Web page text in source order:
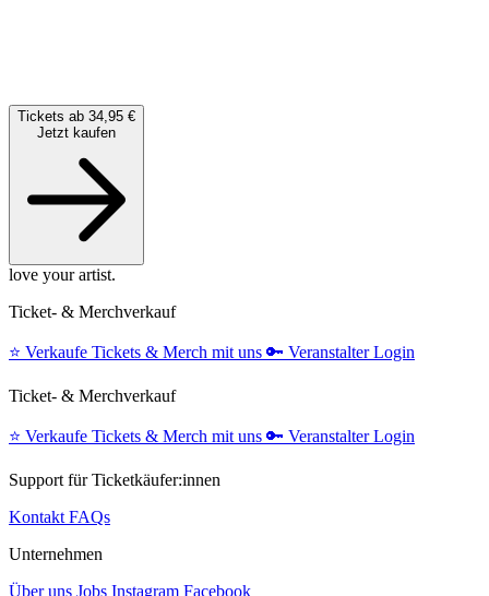
Tickets ab 34,95 €
Jetzt kaufen
love your artist.
Ticket- & Merchverkauf
⭐️ Verkaufe Tickets & Merch mit uns 🔑 Veranstalter Login
Ticket- & Merchverkauf
⭐️ Verkaufe Tickets & Merch mit uns 🔑 Veranstalter Login
Support für Ticketkäufer:innen
Kontakt FAQs
Unternehmen
Über uns Jobs Instagram Facebook